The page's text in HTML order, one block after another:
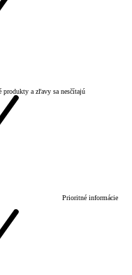
produkty a zľavy sa nesčítajú
Prioritné informácie